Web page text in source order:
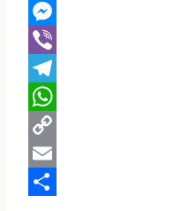
Twitter
Messenger
Viber
Telegram
WhatsApp
Copy
Link
Email